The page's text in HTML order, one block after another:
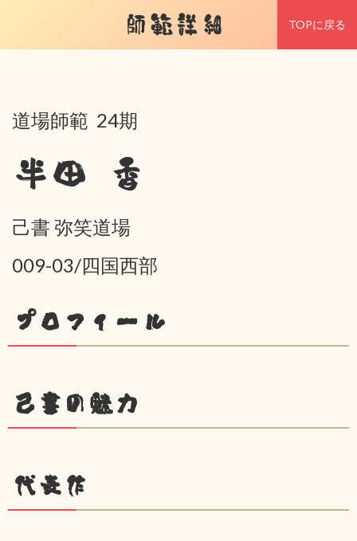
師範詳細 TOPに戻る
道場師範 24期
半田 香
己書 弥笑道場
009-03/四国西部
プロフィール
己書の魅力
代表作